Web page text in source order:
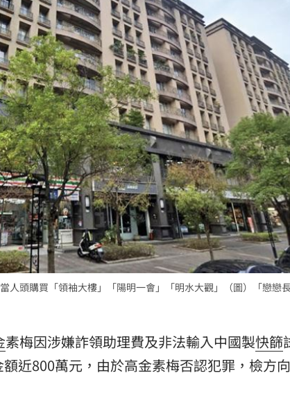
漸成形 12:00
爸」氣 12:00
登場！ 10:30
球熱潮 10:00
18:15
人頭購買「領袖大樓」「陽明一會」「明水大觀」（圖）「戀戀
素梅因涉嫌詐領助理費及非法輸入中國製快篩
近800萬元，由於高金素梅否認犯罪，檢方